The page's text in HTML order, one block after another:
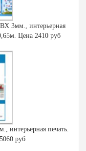
3мм., интерьерная
Цена 2410 руб
печать.
руб